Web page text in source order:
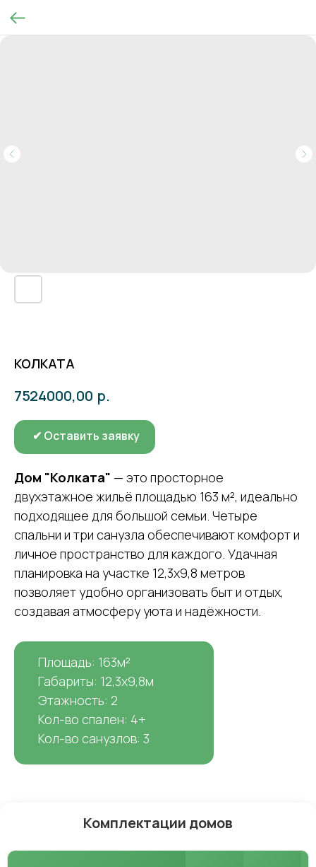
КОЛКАТА
7524000,00 р.
✔ Оставить заявку
Дом "Колката" — это просторное
двухэтажное жильё площадью 163 м², идеально
подходящее для большой семьи. Четыре
спальни и три санузла обеспечивают комфорт и
личное пространство для каждого. Удачная
планировка на участке 12,3х9,8 метров
позволяет удобно организовать быт и отдых,
создавая атмосферу уюта и надёжности.
Площадь: 163м²
Габариты: 12,3х9,8м
Этажность: 2
Кол-во спален: 4+
Кол-во санузлов: 3
Комплектации домов